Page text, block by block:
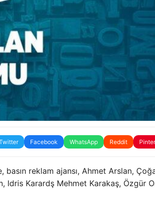
Facebook WhatsApp Reddit
basın reklam ajansı, Ahmet Arslan,
Idris Karardş Mehmet Karakaş, Özgür